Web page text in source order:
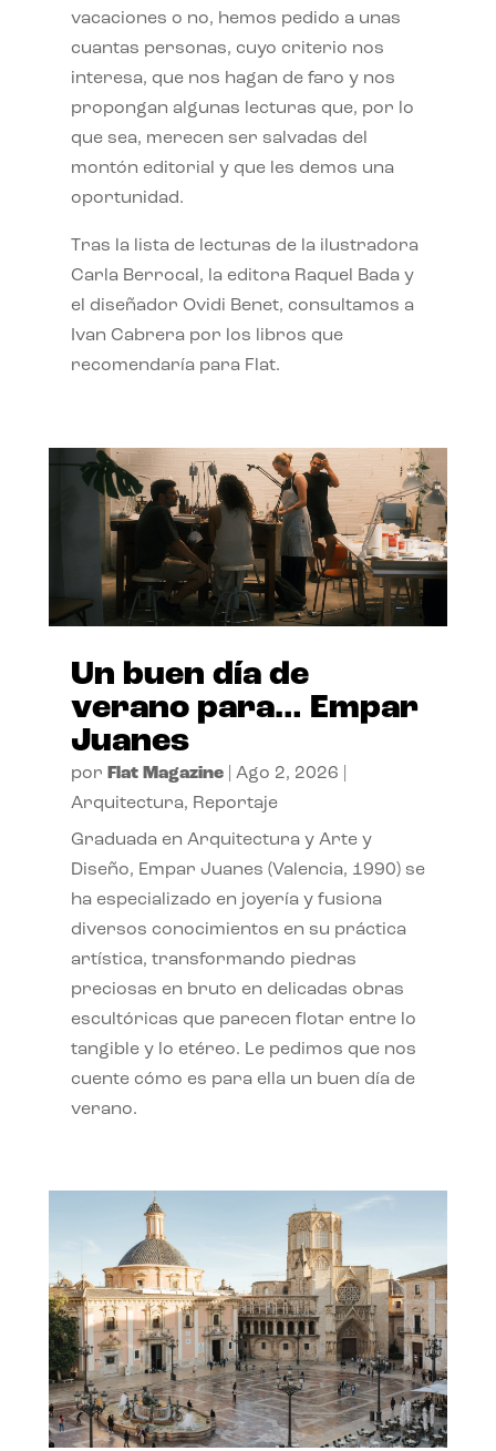
vacaciones o no, hemos pedido a unas
cuantas personas, cuyo criterio nos
interesa, que nos hagan de faro y nos
propongan algunas lecturas que, por lo
que sea, merecen ser salvadas del
montón editorial y que les demos una
oportunidad.
Tras la lista de lecturas de la ilustradora
Carla Berrocal, la editora Raquel Bada y
el diseñador Ovidi Benet, consultamos a
Ivan Cabrera por los libros que
recomendaría para Flat.
Un buen día de
verano para… Empar
Juanes
por Flat Magazine| Ago 2, 2026
Arquitectura, Reportaje
Graduada en Arquitectura y Arte y
Diseño, Empar Juanes (Valencia, 1990) se
ha especializado en joyería y fusiona
diversos conocimientos en su práctica
artística, transformando piedras
preciosas en bruto en delicadas obras
escultóricas que parecen flotar entre lo
tangible y lo etéreo. Le pedimos que nos
cuente cómo es para ella un buen día de
verano.